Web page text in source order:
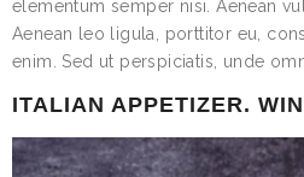
elementum semper nisi. Aenean
Aenean leo ligula, porttitor eu,
enim. Sed ut perspiciatis, unde
ITALIAN APPETIZER.